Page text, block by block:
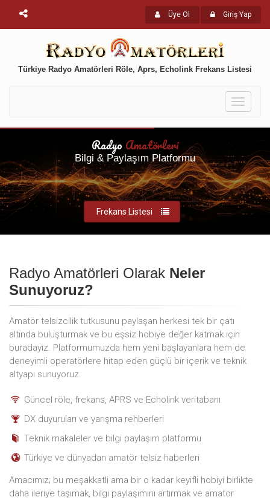
Üye Ol Giriş Yap
Türkiye Radyo Amatörleri Röle, Aprs, Echolink Frekans Listesi
Toggle
Radyo Amatörleri
Bilgi & Paylaşım Platformu
Frekans Listesi
Radyo Amatörleri Olarak Neler
Sunuyoruz?
Amatör telsizcilik tutkusunu paylaşan herkesi tek bir çatı
altında buluşturmak ve bu eşsiz hobiye değer katmak için
buradayız. Platformumuzda hem yeni başlayanlara hem de
deneyimli operatörlere hitap eden güçlü bir içerik ve teknik
altyapı sunuyoruz.
Güncel röle, frekans, APRS ve Echolink veritabanı
DX duyuruları ve yarışma rehberleri
Teknik makaleler ve bilgi paylaşım platformu
Türkiye ve dünyadan amatör telsiz haberleri
Amacımız; bu meşakkatli ama bir o kadar keyifli hobiyi birlikte
daha ileriye taşımak, bilgi paylaşımını artırmak ve amatör